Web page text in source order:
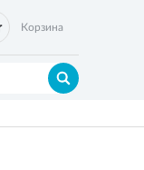
Корзина